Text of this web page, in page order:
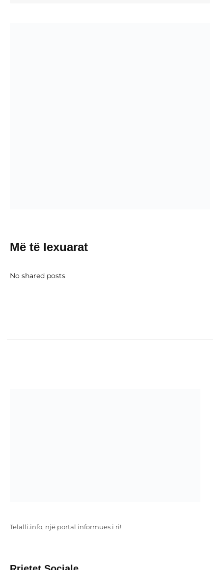
Më të lexuarat
No shared posts
Telalli.info, një portal informues i ri!